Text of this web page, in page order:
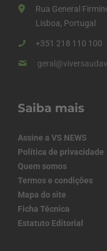
Rua General
Lisboa, Portugal
+351 218 110 100
Saiba mais
Assine a VS NEWS
Política de privacidade
Quem somos
Termos e condições
Mapa do site
Ficha Técnica
Estatuto Editorial